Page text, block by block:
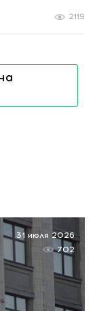
2119
31 июля 2026
702